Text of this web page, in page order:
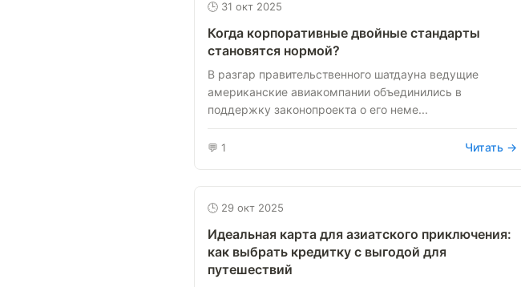
🕒 31 окт 2025
Когда корпоративные двойные стандарты
становятся нормой?
В разгар правительственного шатдауна ведущие
американские авиакомпании объединились в
поддержку законопроекта о его неме...
💬 1 Читать →
🕒 29 окт 2025
Идеальная карта для азиатского приключения:
как выбрать кредитку с выгодой для
путешествий